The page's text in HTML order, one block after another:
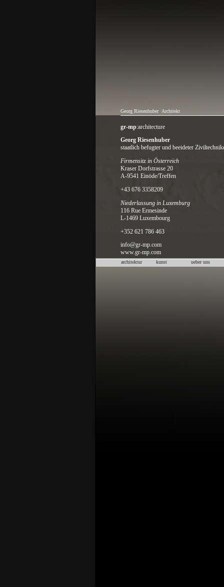
Georg Riesenhuber Architekt
gr-mp:architecture
Georg Riesenhuber
staatlich befugter und beeideter
Firmensitz in Österreich
Kraser Dorfstrasse 20
A-9541 Einöde/Treffen
‭+43 676 3358209‬
Niederlassung in Luxemburg
116 Rue Ermesinde
L-1469 Luxembourg
+352 621 786 463
info@gr-mp.com
www.gr-mp.com
architektur kunst ueber uns